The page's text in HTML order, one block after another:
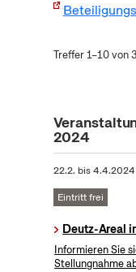
Treffer 1–10 von
2024
22.2. bis4.4.2024
Eintritt frei
Deutz-Areal
Informieren Sie
Stellungnahme